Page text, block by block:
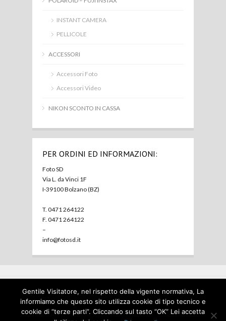
INSTANT CAMERA
PELLICOLE
ACCESSORI
Accessori Foto
Accessori Video
NIKON SCONTO IN CASSA
PER ORDINI ED INFORMAZIONI:
Foto SD
Via L. da Vinci 1F
I-39100 Bolzano (BZ)
T. 0471 264122
F. 0471 264122
–
info@fotosd.it
Home Foto SD Prodotti Usato Contatti
Privacy
policy
© Foto SD 2023 P.I. 00127910214
Gentile Visitatore, nel rispetto della vigente normativa, La
informiamo che questo sito utilizza cookie di tipo tecnico e
cookie di “terze parti”. Cliccando sul tasto “OK” Lei accetta